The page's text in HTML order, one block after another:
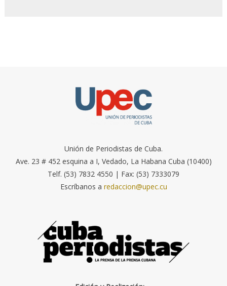
Unión de Periodistas de Cuba.
Ave. 23 # 452 esquina a I, Vedado, La Habana Cuba (10400)
Telf. (53) 7832 4550 | Fax: (53) 7333079
Escríbanos a redaccion@upec.cu